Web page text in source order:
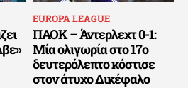
EUROPA LEAGUE
ΠΑΟΚ – Άντερλεχτ 0-1:
Μία ολιγωρία στο 17ο
δευτερόλεπτο κόστισε
στον άτυχο Δικέφαλο